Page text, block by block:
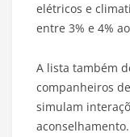
elétricos e
entre 3% e 4%
A lista também
companheiros
simulam